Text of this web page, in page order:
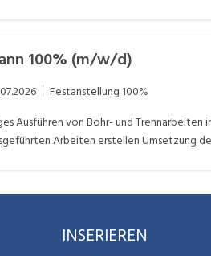
100% (m/w/d)
Festanstellung 100%
Ausführen von Bohr- und
Arbeiten erstellen Umsetzung
INSERIEREN